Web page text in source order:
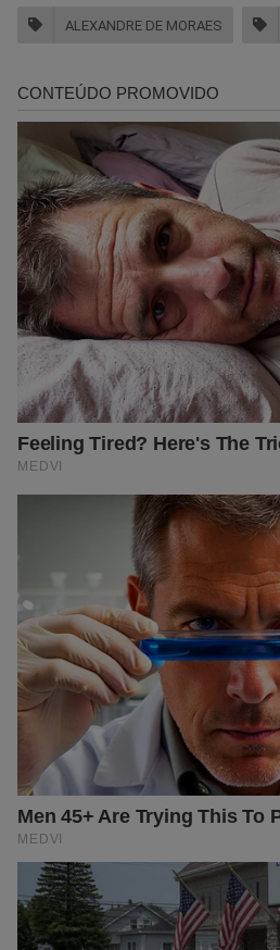
ALEXANDRE DE MORAES